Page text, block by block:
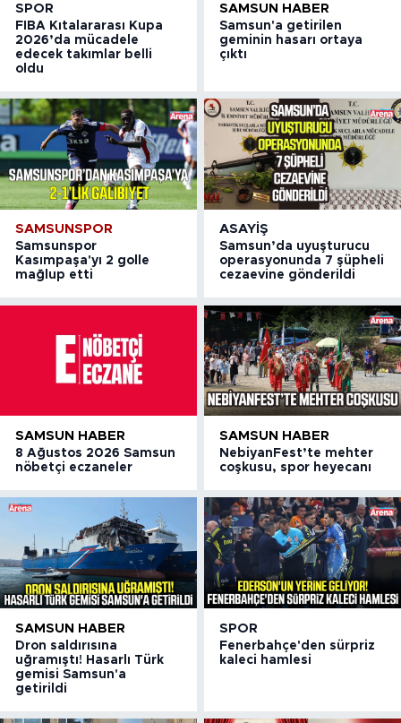
SPOR
FIBA Kıtalararası Kupa
2026’da mücadele
edecek takımlar belli
oldu
SAMSUN HABER
Samsun'a getirilen
geminin hasarı ortaya
çıktı
SAMSUNSPOR
Samsunspor
Kasımpaşa'yı 2 golle
mağlup etti
ASAYIŞ
Samsun’da uyuşturucu
operasyonunda 7 şüpheli
cezaevine gönderildi
SAMSUN HABER
8 Ağustos 2026 Samsun
nöbetçi eczaneler
SAMSUN HABER
NebiyanFest’te mehter
coşkusu, spor heyecanı
SAMSUN HABER
Dron saldırısına
uğramıştı! Hasarlı Türk
gemisi Samsun'a
getirildi
SPOR
Fenerbahçe'den sürpriz
kaleci hamlesi